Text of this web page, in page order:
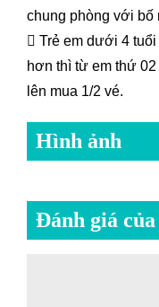
chung phòng với bố
 Trẻ em dưới 4
hơn thì từ em thứ 02
lên mua 1/2 vé.
Hình ảnh
Đánh giá